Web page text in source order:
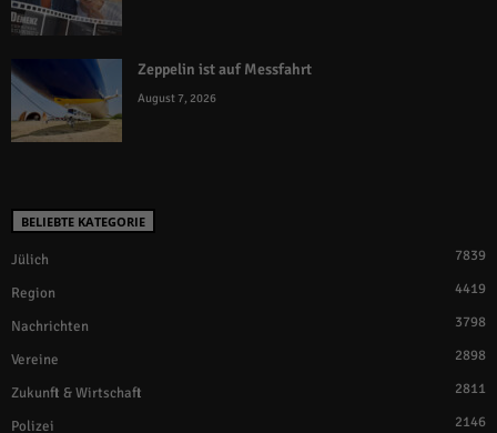
Zeppelin ist auf Messfahrt
August 7, 2026
BELIEBTE KATEGORIE
Jülich 7839
Region 4419
Nachrichten 3798
Vereine 2898
Zukunft & Wirtschaft 2811
Polizei 2146